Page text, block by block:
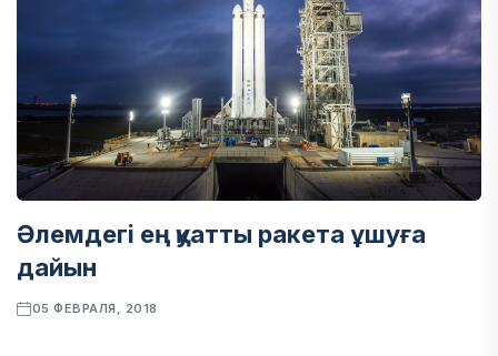
Әлемдегі ең қуатты ракета ұшуға
дайын
05 ФЕВРАЛЯ, 2018